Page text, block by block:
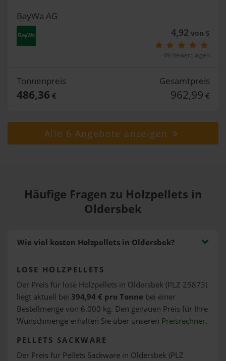
BayWa AG
4,92von 5
49 Bewertungen
Tonnenpreis
486,36 €
Gesamtpreis
962,99 €
Alle 6 Angebote anzeigen
Häufige Fragen zu Holzpellets in
Oldersbek
Wie viel kosten Holzpellets in Oldersbek?
LOSE HOLZPELLETS
Der Preis für lose Holzpellets in Oldersbek (PLZ 25873)
liegt aktuell bei 394,94 € pro Tonne bei einer
Bestellmenge von 6.000 kg. Den genauen Preis für Ihre
Wunschmenge erhalten Sie über unseren Preisrechner.
PELLETS SACKWARE
Der Preis für Pellets Sackware in Oldersbek (PLZ